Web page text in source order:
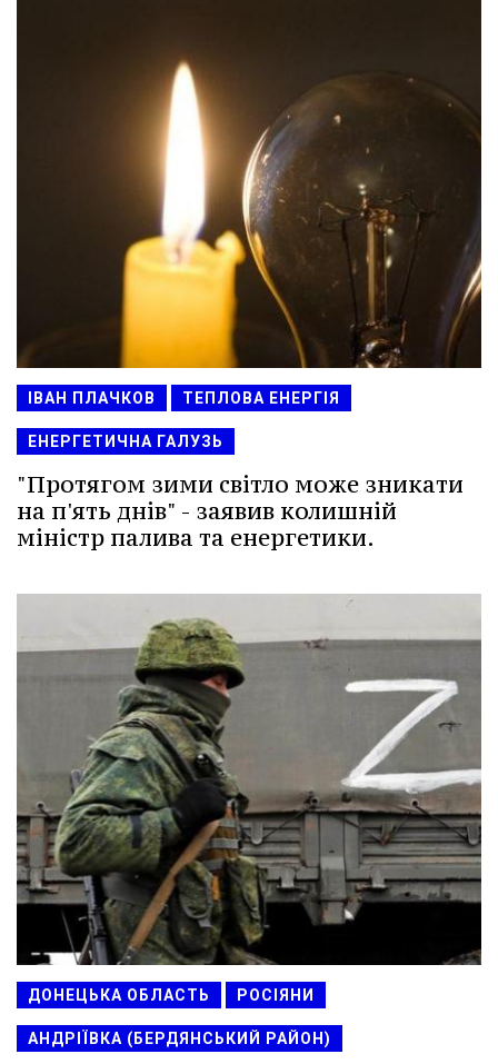
ІВАН ПЛАЧКОВ ТЕПЛОВА ЕНЕРГІЯ
ЕНЕРГЕТИЧНА ГАЛУЗЬ
"Протягом зими світло може зникати
на п'ять днів" - заявив колишній
міністр палива та енергетики.
ДОНЕЦЬКА ОБЛАСТЬ РОСІЯНИ
АНДРІЇВКА (БЕРДЯНСЬКИЙ РАЙОН)